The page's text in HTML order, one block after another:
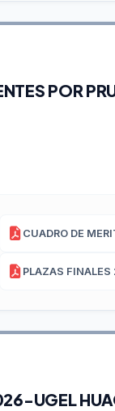
POR
UGEL